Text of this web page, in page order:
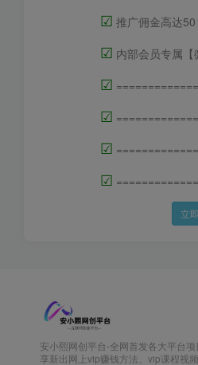
☑ 推广佣金高达50
☑ 内部会员专属【
☑
☑
☑
☑
立
安小熙网创平台-全网首发各大平台
享新出网上vip赚钱方法、vip课程视